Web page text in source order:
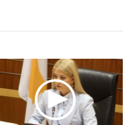
Πολιτική
Οικονομία
Γενικά
Αναδρομές